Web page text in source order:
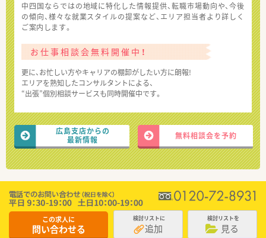
中四国ならではの地域に特化した情報提供、転職市場動向や、今後
の傾向、様々な就業スタイルの提案など、エリア担当者より詳しく
ご案内します。
お仕事相談会無料開催中！
更に、お忙しい方やキャリアの棚卸がしたい方に朗報!
エリアを熟知したコンサルタントによる、
“出張”個別相談サービスも同時開催中です。
広島支店からの
最新情報
無料相談会を予約
この求人に
問い合わせる
検討リストに
追加
検討リストを
見る